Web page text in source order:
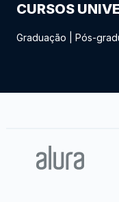
CURSOS
Graduação Pós-